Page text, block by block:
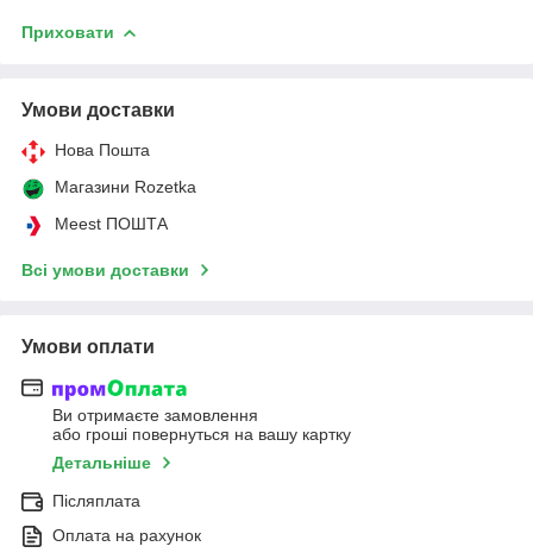
Приховати
Умови доставки
Нова Пошта
Магазини Rozetka
Meest ПОШТА
Всі умови доставки
Умови оплати
Ви отримаєте замовлення
або гроші повернуться на вашу картку
Детальніше
Післяплата
Оплата на рахунок